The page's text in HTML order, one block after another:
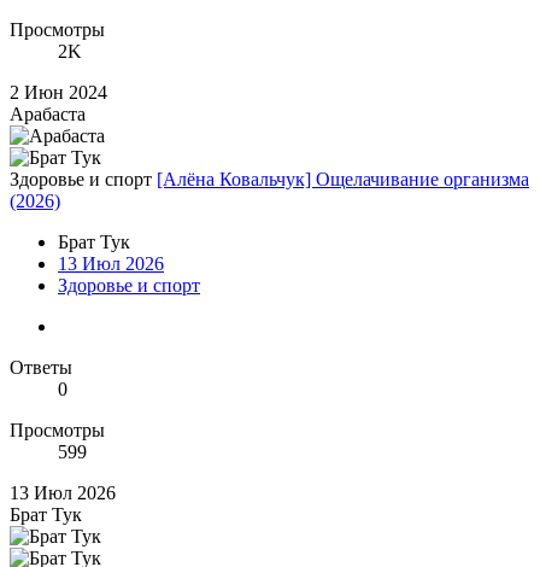
Просмотры
2K
2 Июн 2024
Арабаста
Здоровье и спорт [Алёна Ковальчук] Ощелачивание организма
(2026)
Брат Тук
13 Июл 2026
Здоровье и спорт
Ответы
0
Просмотры
599
13 Июл 2026
Брат Тук